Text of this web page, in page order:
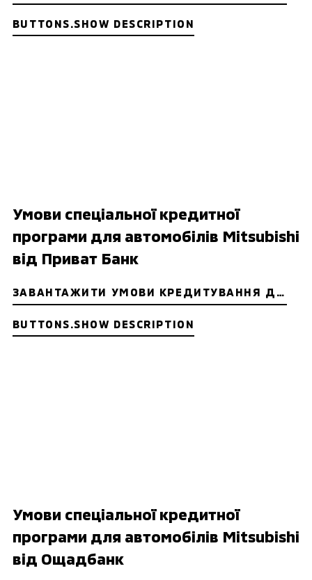
BUTTONS.SHOW DESCRIPTION
Умови спеціальної кредитної
програми для автомобілів Mitsubishi
від Приват Банк
ЗАВАНТАЖИТИ УМОВИ КРЕДИТУВАННЯ ДЛЯ ФІЗИЧНИХ ОСІБ ТА ФОП
BUTTONS.SHOW DESCRIPTION
Умови спеціальної кредитної
програми для автомобілів Mitsubishi
від Ощадбанк